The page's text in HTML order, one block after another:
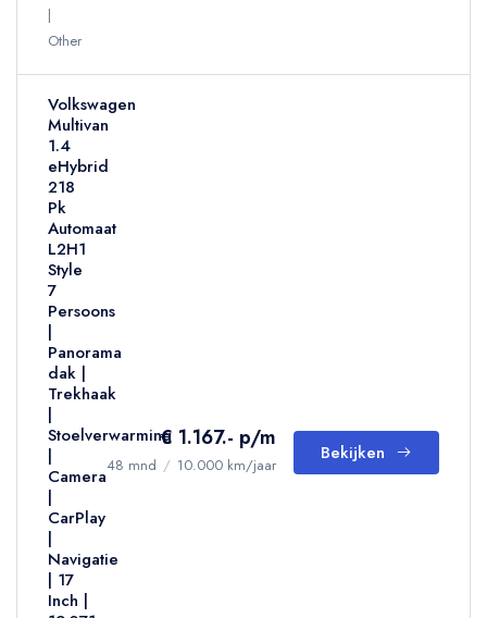
Other
Volkswagen
Multivan
1.4
eHybrid
218
Pk
Automaat
L2H1
Style
7
Persoons
|
Panorama
dak |
Trekhaak
|
Stoelverwarming
|
Camera
|
CarPlay
|
Navigatie
| 17
Inch |
€ 1.167.- p/m
48 mnd / 10.000 km/jaar
Bekijken